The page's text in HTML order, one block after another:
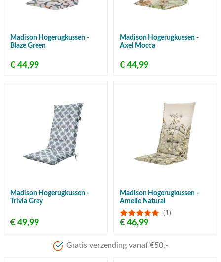
Madison Hogerugkussen -
Blaze Green
€ 44,99
Madison Hogerugkussen -
Axel Mocca
€ 44,99
Madison Hogerugkussen -
Trivia Grey
€ 49,99
Madison Hogerugkussen -
Amelie Natural
(1)
€ 46,99
Gratis verzending vanaf €50,-